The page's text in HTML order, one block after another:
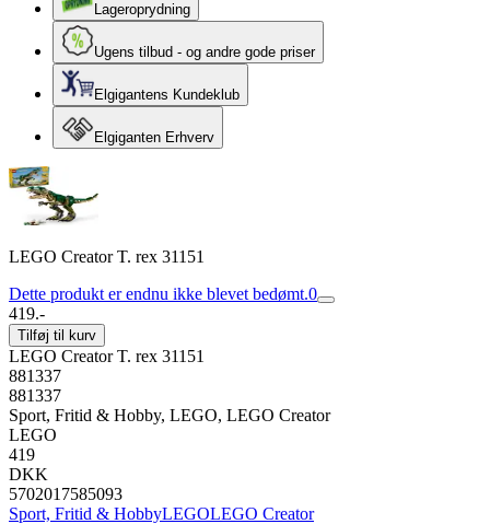
Lageroprydning
Ugens tilbud - og andre gode priser
Elgigantens Kundeklub
Elgiganten Erhverv
LEGO Creator T. rex 31151
Dette produkt er endnu ikke blevet bedømt.0
419.-
Tilføj til kurv
LEGO Creator T. rex 31151
881337
881337
Sport, Fritid & Hobby, LEGO, LEGO Creator
LEGO
419
DKK
5702017585093
Sport, Fritid & HobbyLEGOLEGO Creator